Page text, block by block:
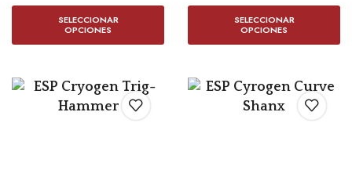
SELECCIONAR
OPCIONES
SELECCIONAR
OPCIONES